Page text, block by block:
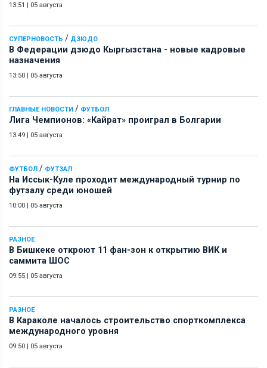
13:51 | 05 августа
СУПЕРНОВОСТЬ / ДЗЮДО
В Федерации дзюдо Кыргызстана - новые кадровые
назначения
13:50 | 05 августа
ГЛАВНЫЕ НОВОСТИ / ФУТБОЛ
Лига Чемпионов: «Кайрат» проиграл в Болгарии
13:49 | 05 августа
ФУТБОЛ / ФУТЗАЛ
На Иссык-Куле проходит международный турнир по
футзалу среди юношей
10:00 | 05 августа
РАЗНОЕ
В Бишкеке откроют 11 фан-зон к открытию ВИК и
саммита ШОС
09:55 | 05 августа
РАЗНОЕ
В Караколе началось строительство спорткомплекса
международного уровня
09:50 | 05 августа